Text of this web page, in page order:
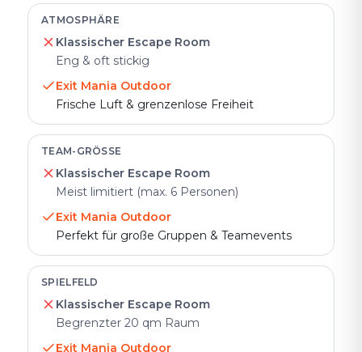
ATMOSPHÄRE
Klassischer Escape Room
Eng & oft stickig
Exit Mania Outdoor
Frische Luft & grenzenlose Freiheit
TEAM-GRÖSSE
Klassischer Escape Room
Meist limitiert (max. 6 Personen)
Exit Mania Outdoor
Perfekt für große Gruppen & Teamevents
SPIELFELD
Klassischer Escape Room
Begrenzter 20 qm Raum
Exit Mania Outdoor